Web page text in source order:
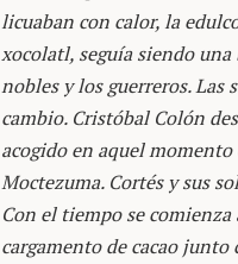
licuaban con calor, la
xocolatl, seguía siendo una
nobles y los guerreros. Las
cambio. Cristóbal Colón
acogido en aquel momento
Moctezuma. Cortés y sus
Con el tiempo se
cargamento de cacao